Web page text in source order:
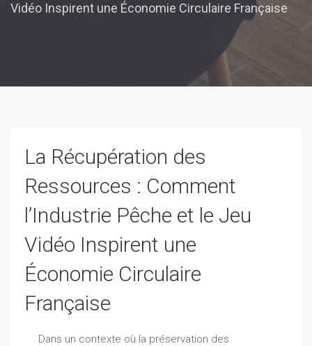
Vidéo Inspirent une Économie Circulaire Française
La Récupération des
Ressources : Comment
l’Industrie Pêche et le Jeu
Vidéo Inspirent une
Économie Circulaire
Française
Dans un contexte où la préservation des